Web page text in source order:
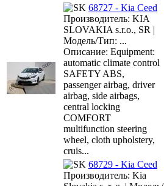
68727 - Kia Ceed
Производитель: KIA
SLOVAKIA s.r.o., SR |
Модель/Тип: ...
Описание: Equipment:
automatic climate control
SAFETY ABS,
passenger airbag, driver
airbag, side airbags,
central locking
COMFORT
multifunction steering
wheel, cloth upholstery,
cruis...
68729 - Kia Ceed
Производитель: Kia